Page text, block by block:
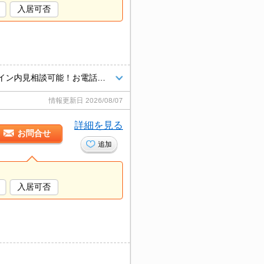
入居可否
情報更新日 2026/08/07
お問合せ
詳細を見る
追加
入居可否